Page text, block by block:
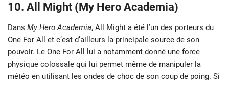
10. All Might (My Hero Academia)
Dans My Hero Academia, All Might a été l’un des porteurs du
One For All et c’est d’ailleurs la principale source de son
pouvoir. Le One For All lui a notamment donné une force
physique colossale qui lui permet même de manipuler la
météo en utilisant les ondes de choc de son coup de poing. Si